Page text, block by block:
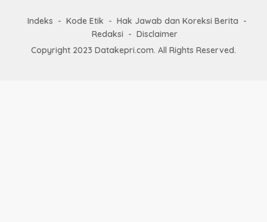
Indeks Kode Etik
Hak Jawab dan Koreksi Berita
Redaksi
Disclaimer
Copyright 2023 Datakepri.com. All Rights Reserved.